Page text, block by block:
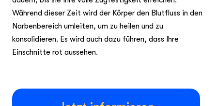
Während dieser Zeit wird der Körper den Blutfluss in den
Narbenbereich umleiten, um zu heilen und zu
konsolidieren. Es wird auch dazu führen, dass Ihre
Einschnitte rot aussehen.